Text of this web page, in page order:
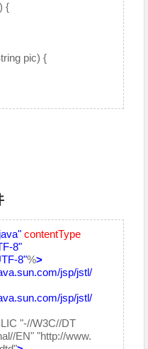
{
pic) {
contentType
8"
8"%>
jsp/jstl/
jsp/jstl/
"-//W3C//DT
EN" "http://www.